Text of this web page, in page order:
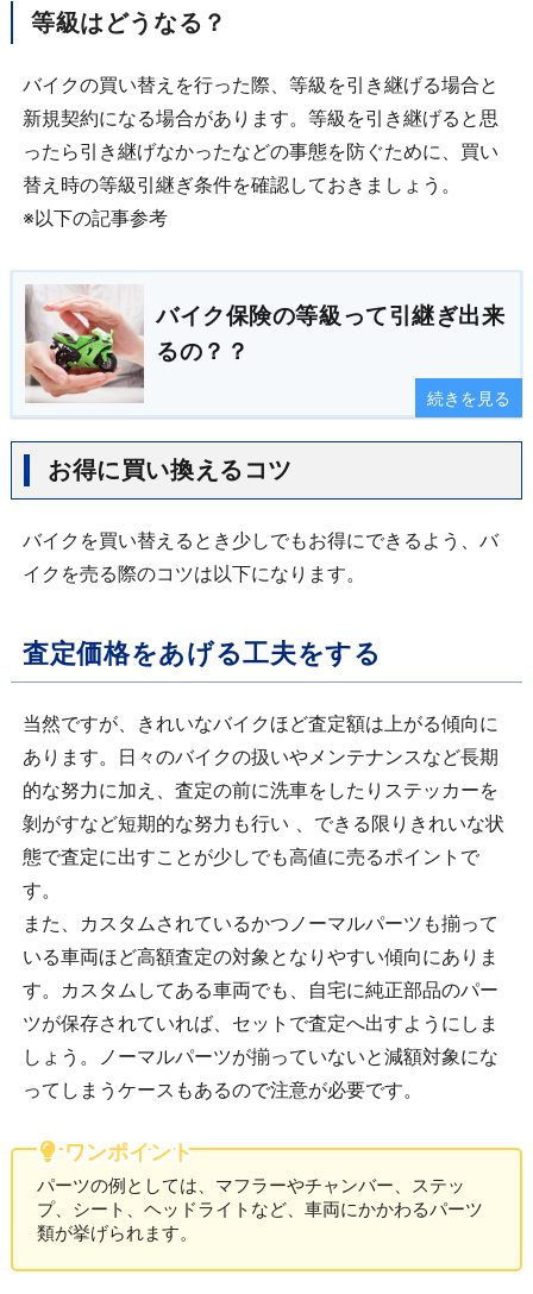
等級はどうなる？
バイクの買い替えを行った際、等級を引き継げる場合と
新規契約になる場合があります。等級を引き継げると思
ったら引き継げなかったなどの事態を防ぐために、買い
替え時の等級引継ぎ条件を確認しておきましょう。
※以下の記事参考
バイク保険の等級って引継ぎ出来
るの？？
続きを見る
お得に買い換えるコツ
バイクを買い替えるとき少しでもお得にできるよう、バ
イクを売る際のコツは以下になります。
査定価格をあげる工夫をする
当然ですが、きれいなバイクほど査定額は上がる傾向に
あります。日々のバイクの扱いやメンテナンスなど長期
的な努力に加え、査定の前に洗車をしたりステッカーを
剝がすなど短期的な努力も行い 、できる限りきれいな状
態で査定に出すことが少しでも高値に売るポイントで
す。
また、カスタムされているかつノーマルパーツも揃って
いる車両ほど高額査定の対象となりやすい傾向にありま
す。カスタムしてある車両でも、自宅に純正部品のパー
ツが保存されていれば、セットで査定へ出すようにしま
しょう。ノーマルパーツが揃っていないと減額対象にな
ってしまうケースもあるので注意が必要です。
ワンポイント
パーツの例としては、マフラーやチャンバー、ステッ
プ、シート、ヘッドライトなど、車両にかかわるパーツ
類が挙げられます。